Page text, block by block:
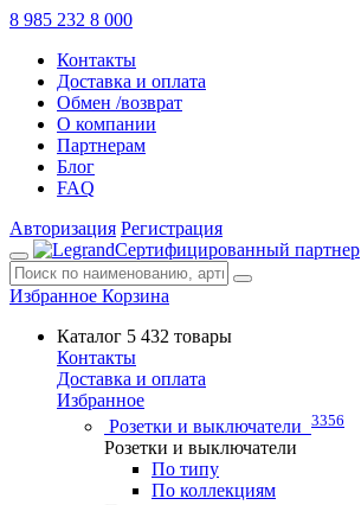
8 985 232 8 000
Контакты
Доставка и оплата
Обмен /возврат
О компании
Партнерам
Блог
FAQ
Авторизация Регистрация
Сертифицированный партнер
Избранное Корзина
Каталог 5 432 товары
Контакты
Доставка и оплата
Избранное
Розетки и выключатели 3356
Розетки и выключатели
По типу
По коллекциям